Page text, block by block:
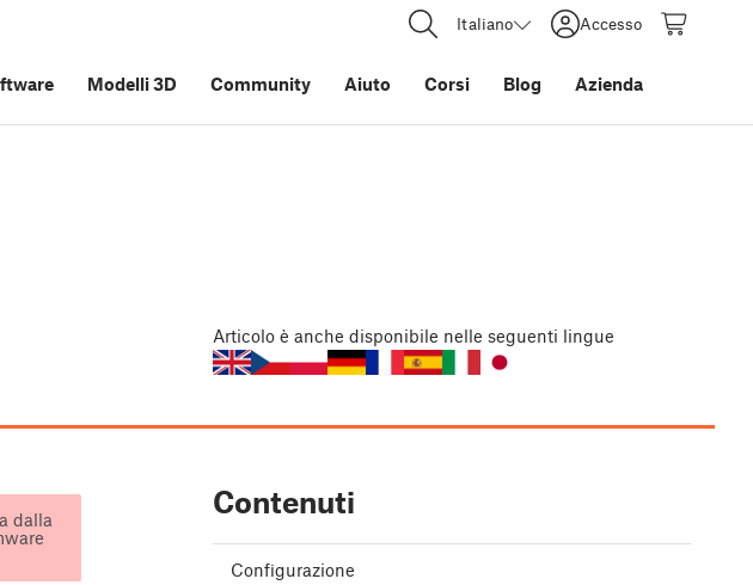
Italiano Accesso
Modelli 3D Community Aiuto Corsi Blog Azienda
Articolo è anche disponibile nelle seguenti lingue
dalla
Contenuti
Configurazione